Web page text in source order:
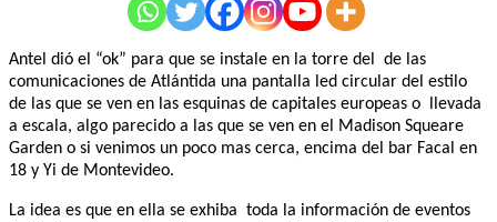
Antel dió el “ok” para que se instale en la torre del de las
comunicaciones de Atlántida una pantalla led circular del estilo
de las que se ven en las esquinas de capitales europeas o llevada
a escala, algo parecido a las que se ven en el Madison Squeare
Garden o si venimos un poco mas cerca, encima del bar Facal en
18 y Yi de Montevideo.
La idea es que en ella se exhiba toda la información de eventos